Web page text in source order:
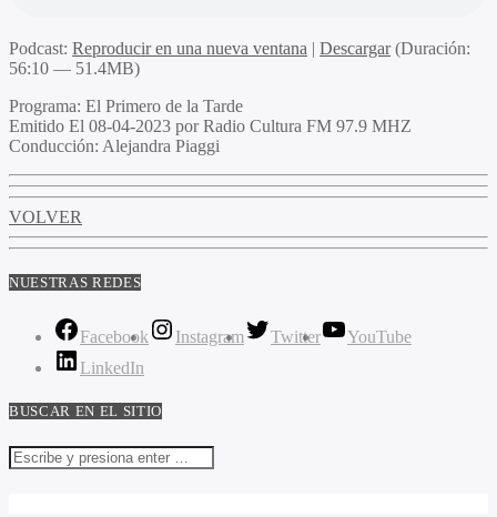
Podcast: Reproducir en una nueva ventana | Descargar(Duración:
56:10 — 51.4MB)
Programa: El Primero de la Tarde
Emitido El 08-04-2023 por Radio Cultura FM 97.9 MHZ
Conducción: Alejandra Piaggi
VOLVER
NUESTRAS REDES
Facebook Instagram Twitter
YouTube
LinkedIn
BUSCAR EN EL SITIO